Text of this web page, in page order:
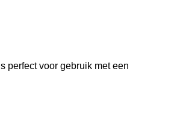
perfect voor gebruik met een